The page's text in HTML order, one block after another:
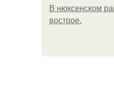
В нюксенском
вострое.